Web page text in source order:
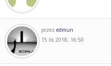
przez edmun
15 lis 2018, 16:50